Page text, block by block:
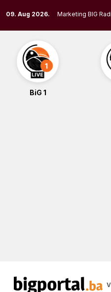
to
content
09. Aug 2026. Marketing BIG
BiG 1